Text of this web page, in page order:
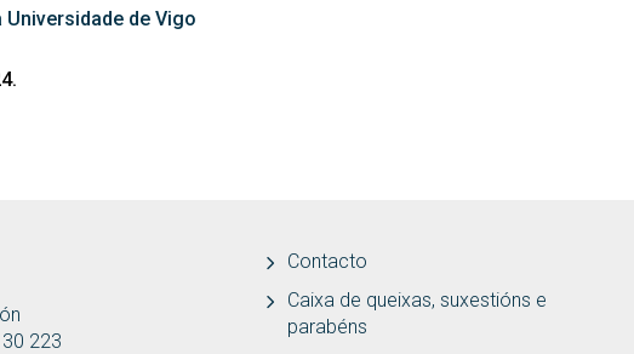
de Vigo
223
Contacto
Caixa de queixas, suxestións e
parabéns